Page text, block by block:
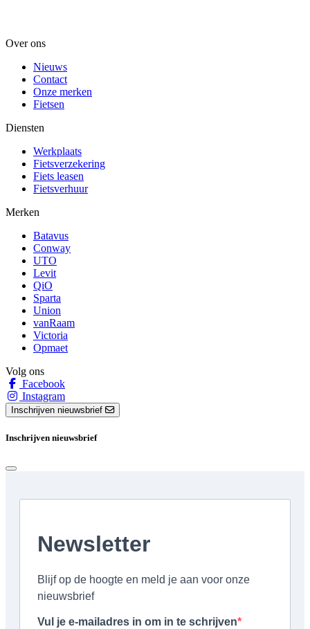
Over ons
Nieuws
Contact
Onze merken
Fietsen
Diensten
Werkplaats
Fietsverzekering
Fiets leasen
Fietsverhuur
Merken
Batavus
Conway
UTO
Levit
QiO
Sparta
Union
vanRaam
Victoria
Opmaet
Volg ons
Facebook
Instagram
Inschrijven nieuwsbrief
Inschrijven nieuwsbrief